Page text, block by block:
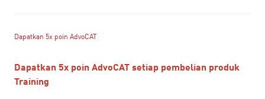
Dapatkan 5x poin AdvoCAT
Dapatkan 5x poin AdvoCAT setiap pembelian produk
Training